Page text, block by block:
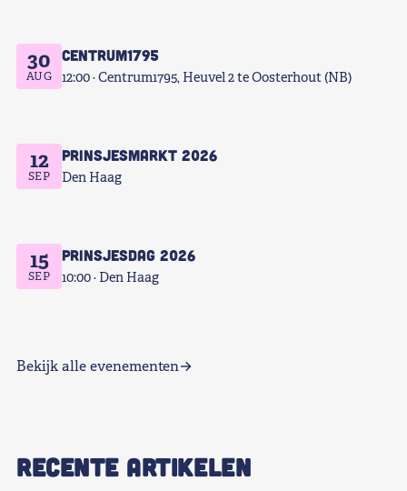
30
AUG
Centrum1795
12:00 Centrum1795, Heuvel 2 te Oosterhout (NB)
12
SEP
Prinsjesmarkt 2026
Den Haag
15
SEP
Prinsjesdag 2026
10:00 Den Haag
Bekijk alle evenementen
RECENTE ARTIKELEN